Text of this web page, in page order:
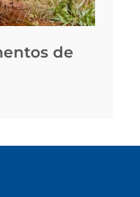
de